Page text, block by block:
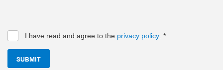
I have read and agree to the privacy policy *
SUBMIT